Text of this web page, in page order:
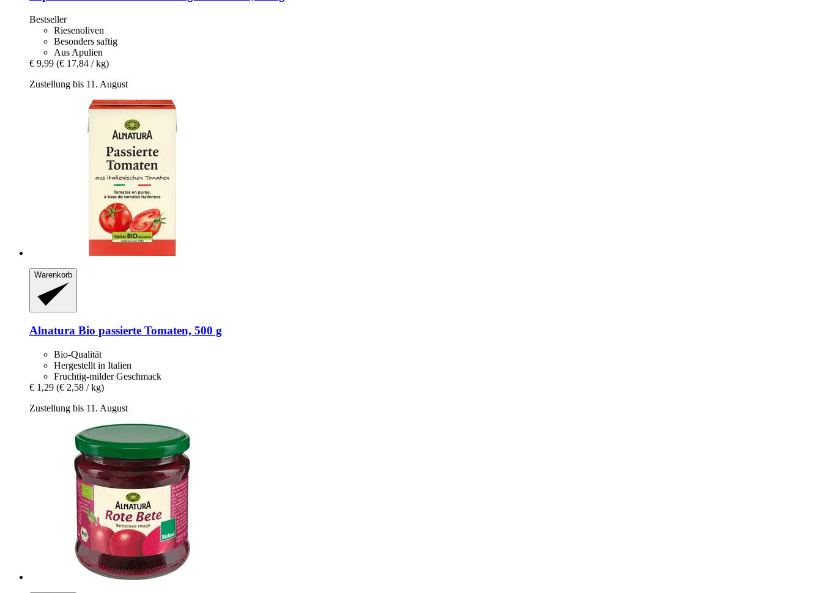
Bestseller
Riesenoliven
Besonders saftig
Aus Apulien
€ 9,99 (€ 17,84 / kg)
Zustellung bis 11. August
Warenkorb
Alnatura Bio passierte Tomaten, 500 g
Bio-Qualität
Hergestellt in Italien
Fruchtig-milder Geschmack
€ 1,29 (€ 2,58 / kg)
Zustellung bis 11. August